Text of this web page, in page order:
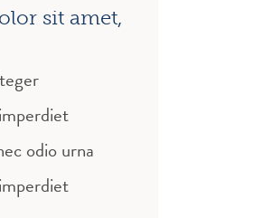
sit amet,
odio urna